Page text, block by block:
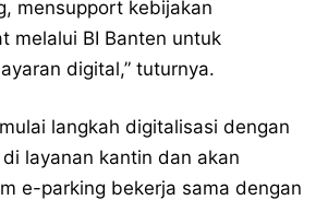
mensupport kebijakan
melalui BI Banten untuk
digital,” tuturnya.
langkah digitalisasi dengan
di layanan kantin dan akan
e-parking bekerja sama dengan